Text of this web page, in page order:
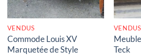
VENDUS
Commode Louis XV
Marquetée de Style
VENDUS
Teck